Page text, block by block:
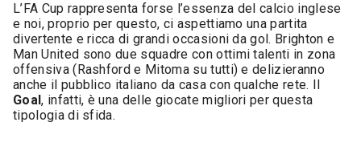
L’FA Cup rappresenta forse l’essenza del calcio inglese
e noi, proprio per questo, ci aspettiamo una partita
divertente e ricca di grandi occasioni da gol. Brighton e
Man United sono due squadre con ottimi talenti in zona
offensiva (Rashford e Mitoma su tutti) e delizieranno
anche il pubblico italiano da casa con qualche rete. Il
Goal, infatti, è una delle giocate migliori per questa
tipologia di sfida.